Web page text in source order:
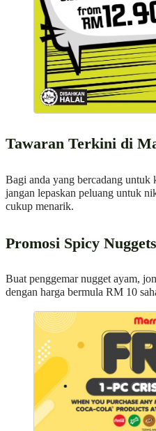
Tawaran Terkini di
Bagi anda yang bercadang
jangan lepaskan peluang untuk
cukup menarik.
Promosi Spicy Nuggets
Buat penggemar nugget ayam,
dengan harga bermula RM 10